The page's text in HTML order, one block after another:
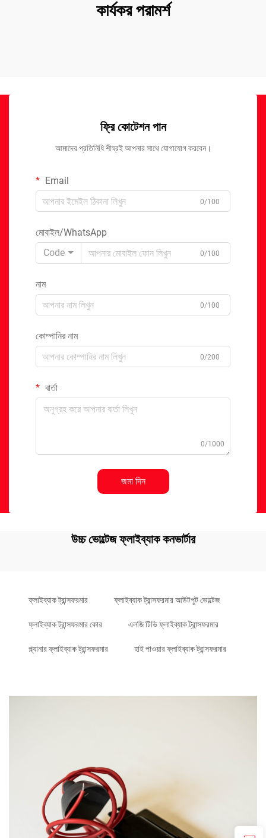
কার্যকর পরামর্শ
ফ্রি কোটেশন পান
আমাদের প্রতিনিধি শীঘ্রই আপনার সাথে যোগাযোগ করবেন।
Email
0/100
মোবাইল/WhatsApp
Code
0/100
নাম
0/100
কোম্পানির নাম
0/200
বার্তা
0/1000
জমা দিন
উচ্চ ভোল্টেজ ফ্লাইব্যাক কনভার্টার
ফ্লাইব্যাক ট্রান্সফরমার ফ্লাইব্যাক ট্রান্সফরমার আউটপুট ভোল্টেজ
ফ্লাইব্যাক ট্রান্সফরমার কোর এলজি টিভি ফ্লাইব্যাক ট্রান্সফরমার
প্ল্যানার ফ্লাইব্যাক ট্রান্সফরমার হাই পাওয়ার ফ্লাইব্যাক ট্রান্সফরমার